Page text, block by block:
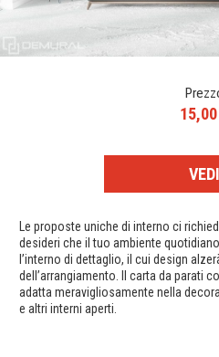
VEDI
Le proposte uniche di interno ci
desideri che il tuo ambiente
l’interno di dettaglio, il cui design
dell’arrangiamento. Il carta da parati
adatta meravigliosamente nella
e altri interni aperti.